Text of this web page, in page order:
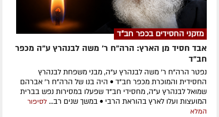
מזקני החסידים בכפר חב"ד
אבד חסיד מן הארץ: הרה"ח ר' משה לבנהרץ ע"ה מכפר
חב"ד
נפטר הרה"ח ר' משה לבנהרץ ע"ה, מבני משפחת לבנהרץ
החסידית והמוכרת מכפר חב"ד • היה בנו של הרה"ח ר' אברהם
שמואל לבנהרץ ע"ה, מחסידי חב"ד שפעלו במסירות נפש בברית
המועצות ועלו לארץ בהוראת הרבי • במשך שנים רב... לסיפור
המלא